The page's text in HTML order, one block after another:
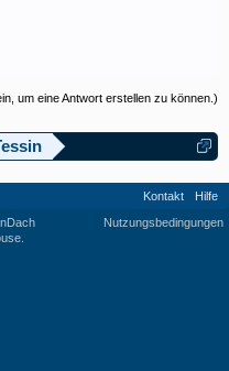
um eine Antwort erstellen zu können.)
Kontakt
Hilfe
Nutzungsbedingungen